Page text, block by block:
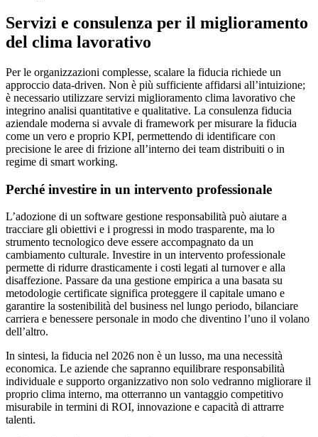
Servizi e consulenza per il miglioramento
del clima lavorativo
Per le organizzazioni complesse, scalare la fiducia richiede un
approccio data-driven. Non è più sufficiente affidarsi all’intuizione;
è necessario utilizzare servizi miglioramento clima lavorativo che
integrino analisi quantitative e qualitative. La consulenza fiducia
aziendale moderna si avvale di framework per misurare la fiducia
come un vero e proprio KPI, permettendo di identificare con
precisione le aree di frizione all’interno dei team distribuiti o in
regime di smart working.
Perché investire in un intervento professionale
L’adozione di un software gestione responsabilità può aiutare a
tracciare gli obiettivi e i progressi in modo trasparente, ma lo
strumento tecnologico deve essere accompagnato da un
cambiamento culturale. Investire in un intervento professionale
permette di ridurre drasticamente i costi legati al turnover e alla
disaffezione. Passare da una gestione empirica a una basata su
metodologie certificate significa proteggere il capitale umano e
garantire la sostenibilità del business nel lungo periodo, bilanciare
carriera e benessere personale in modo che diventino l’uno il volano
dell’altro.
In sintesi, la fiducia nel 2026 non è un lusso, ma una necessità
economica. Le aziende che sapranno equilibrare responsabilità
individuale e supporto organizzativo non solo vedranno migliorare il
proprio clima interno, ma otterranno un vantaggio competitivo
misurabile in termini di ROI, innovazione e capacità di attrarre
talenti.